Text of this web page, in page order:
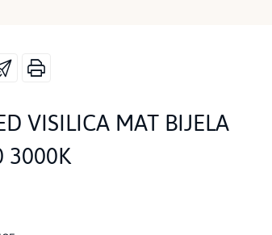
VISILICA MAT BIJELA
3000K